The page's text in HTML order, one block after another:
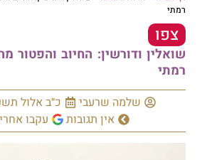
רמתי
צפו
שואלין ודורשין: החיוב והפטור
רמתי
שלמה שרעבי כ״ב אלול
אין תגובות
עקבו